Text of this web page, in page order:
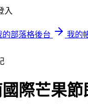
入
的部落格後台
我的
國際芒果